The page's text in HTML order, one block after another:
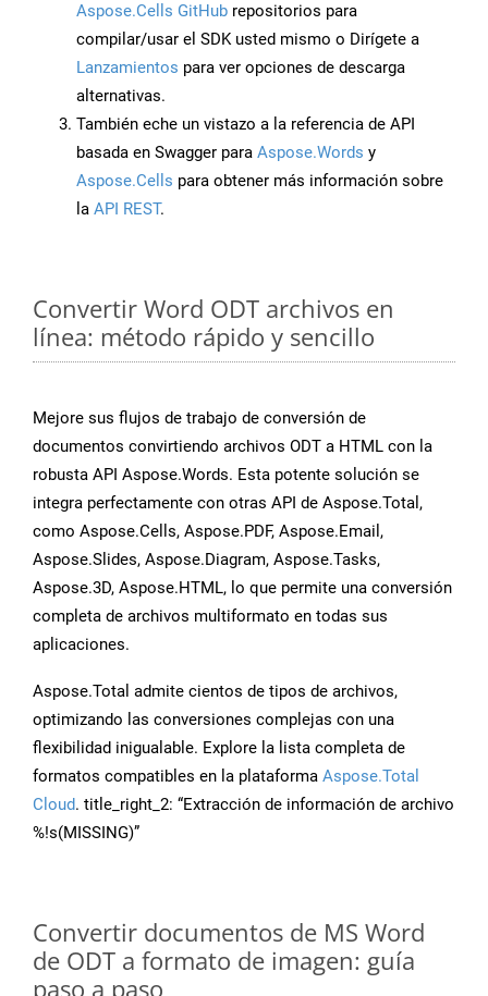
Aspose.Cells GitHub repositorios para
compilar/usar el SDK usted mismo o Dirígete a
Lanzamientos para ver opciones de descarga
alternativas.
También eche un vistazo a la referencia de API
basada en Swagger para Aspose.Words y
Aspose.Cells para obtener más información sobre
la API REST.
Convertir Word ODT archivos en
línea: método rápido y sencillo
Mejore sus flujos de trabajo de conversión de
documentos convirtiendo archivos ODT a HTML con la
robusta API Aspose.Words. Esta potente solución se
integra perfectamente con otras API de Aspose.Total,
como Aspose.Cells, Aspose.PDF, Aspose.Email,
Aspose.Slides, Aspose.Diagram, Aspose.Tasks,
Aspose.3D, Aspose.HTML, lo que permite una conversión
completa de archivos multiformato en todas sus
aplicaciones.
Aspose.Total admite cientos de tipos de archivos,
optimizando las conversiones complejas con una
flexibilidad inigualable. Explore la lista completa de
formatos compatibles en la plataforma Aspose.Total
Cloud. title_right_2: “Extracción de información de archivo
%!s(MISSING)”
Convertir documentos de MS Word
de ODT a formato de imagen: guía
paso a paso